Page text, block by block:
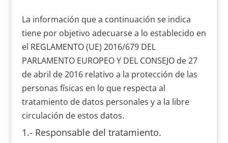
La información que a continuación se indica
tiene por objetivo adecuarse a lo establecido en
el REGLAMENTO (UE) 2016/679 DEL
PARLAMENTO EUROPEO Y DEL CONSEJO de 27
de abril de 2016 relativo a la protección de las
personas físicas en lo que respecta al
tratamiento de datos personales y a la libre
circulación de estos datos.
1.- Responsable del tratamiento.